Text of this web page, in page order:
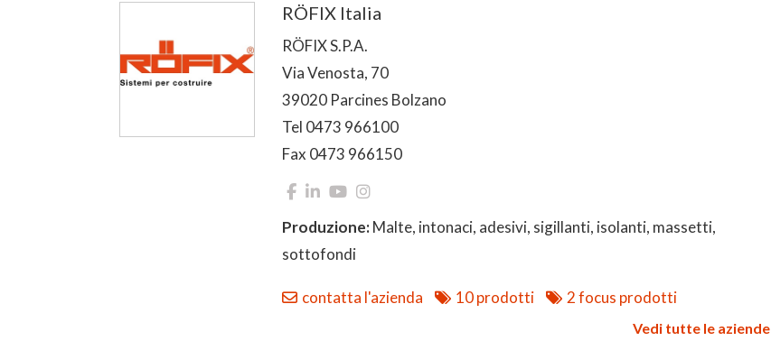
RÖFIX Italia
RÖFIX S.P.A.
Via Venosta, 70
39020 Parcines Bolzano
Tel 0473 966100
Fax 0473 966150
Produzione:Malte, intonaci, adesivi, sigillanti, isolanti, massetti,
sottofondi
contatta l'azienda 10 prodotti 2 focus prodotti
Vedi tutte le aziende